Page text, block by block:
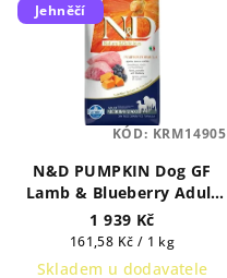
Jehněčí
N&D PUMPKIN Dog GF
Lamb & Blueberry Adult
Medium & Maxi 12 kg
1 939 Kč
Měrná
cena:
161,58 Kč / 1 kg
Skladem u dodavatele
KÓD: KRM14905